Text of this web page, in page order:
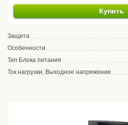
Купить
Защита
Особенности
Тип Блока питания
Ток нагрузки, Выходное напряжение